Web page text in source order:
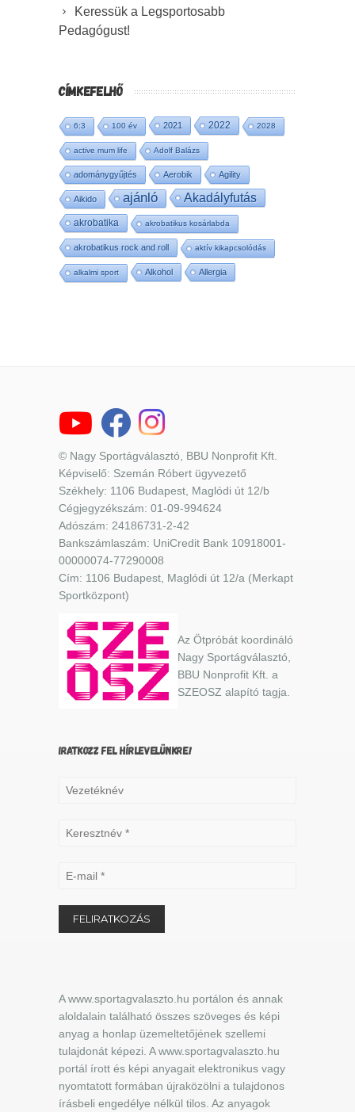
Keressük a Legsportosabb
Pedagógust!
CÍMKEFELHŐ
6:3 100 év 2021 2022 2028
active mum life Adolf Balázs
adománygyűjtés Aerobik Agility
Aikido ajánló Akadályfutás
akrobatika akrobatikus kosárlabda
akrobatikus rock and roll aktív kikapcsolódás
alkalmi sport Alkohol Allergia
© Nagy Sportágválasztó, BBU Nonprofit Kft.
Képviselő: Szemán Róbert ügyvezető
Székhely: 1106 Budapest, Maglódi út 12/b
Cégjegyzékszám: 01-09-994624
Adószám: 24186731-2-42
Bankszámlaszám: UniCredit Bank 10918001-
00000074-77290008
Cím: 1106 Budapest, Maglódi út 12/a (Merkapt
Sportközpont)
Az Ötpróbát koordináló
Nagy Sportágválasztó,
BBU Nonprofit Kft. a
SZEOSZ alapító tagja.
IRATKOZZ FEL HÍRLEVELÜNKRE!
A www.sportagvalaszto.hu portálon és annak
aloldalain található összes szöveges és képi
anyag a honlap üzemeltetőjének szellemi
tulajdonát képezi. A www.sportagvalaszto.hu
portál írott és képi anyagait elektronikus vagy
nyomtatott formában újraközölni a tulajdonos
írásbeli engedélye nélkül tilos. Az anyagok